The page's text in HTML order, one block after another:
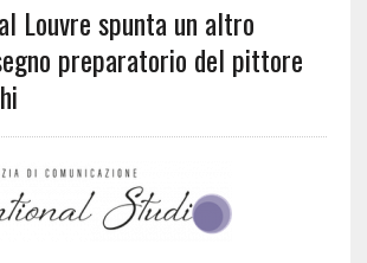
Louvre spunta un altro
preparatorio del pittore